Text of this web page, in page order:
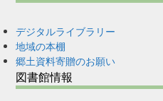
デジタルライブラリー
地域の本棚
郷土資料寄贈のお願い
図書館情報